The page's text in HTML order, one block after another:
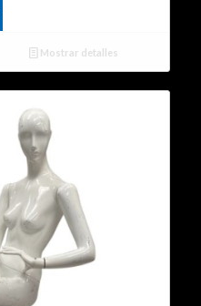
Mostrar detalles